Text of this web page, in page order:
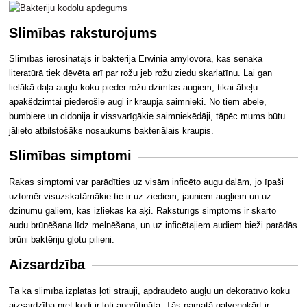
Slimības raksturojums
Slimības ierosinātājs ir baktērija Erwinia amylovora, kas senākā
literatūrā tiek dēvēta arī par rožu jeb rožu ziedu skarlatīnu. Lai gan
lielākā daļa augļu koku pieder rožu dzimtas augiem, tikai ābeļu
apakšdzimtai piederošie augi ir kraupja saimnieki. No tiem ābele,
bumbiere un cidonija ir vissvarīgākie saimniekēdāji, tāpēc mums būtu
jālieto atbilstošāks nosaukums bakteriālais kraupis.
Slimības simptomi
Rakas simptomi var parādīties uz visām inficēto augu daļām, jo īpaši
uztomēr visuzskatāmākie tie ir uz ziediem, jauniem augļiem un uz
dzinumu galiem, kas izliekas kā āķi. Raksturīgs simptoms ir skarto
audu brūnēšana līdz melnēšana, un uz inficētajiem audiem bieži parādās
brūni baktēriju gļotu pilieni.
Aizsardzība
Tā kā slimība izplatās ļoti strauji, apdraudēto augļu un dekoratīvo koku